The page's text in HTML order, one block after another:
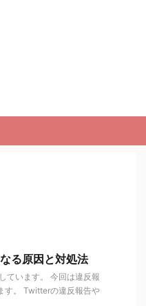
る原因と対処法
ています。 今回は違反報
す。 Twitterの違反報告や